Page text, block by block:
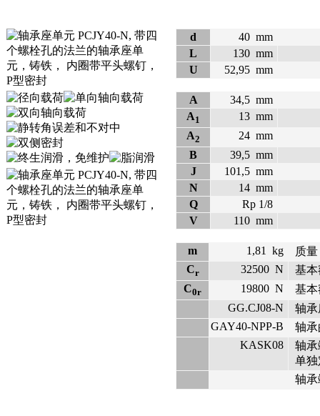
d 40 mm
L
130 mm
U
52,95 mm
A 34,5 mm
A1 13 mm
A2 24 mm
B
39,5 mm
J
101,5 mm
N
14 mm
Q
Rp 1/8
V
110 mm
m 1,81 kg
质量
Cr 32500 N
基
C0r 19800 N
基
GG.CJ08-N
轴
GAY40-NPP-B
轴
KASK08
轴
单
轴